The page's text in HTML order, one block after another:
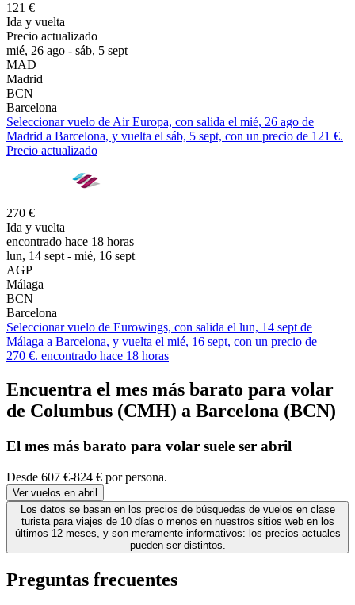
121 €
Ida y vuelta
Precio actualizado
mié, 26 ago - sáb, 5 sept
MAD
Madrid
BCN
Barcelona
Seleccionar vuelo de Air Europa, con salida el mié, 26 ago de
Madrid a Barcelona, y vuelta el sáb, 5 sept, con un precio de 121 €.
Precio actualizado
270 €
Ida y vuelta
encontrado hace 18 horas
lun, 14 sept - mié, 16 sept
AGP
Málaga
BCN
Barcelona
Seleccionar vuelo de Eurowings, con salida el lun, 14 sept de
Málaga a Barcelona, y vuelta el mié, 16 sept, con un precio de
270 €. encontrado hace 18 horas
Encuentra el mes más barato para volar
de Columbus (CMH) a Barcelona (BCN)
El mes más barato para volar suele ser abril
Desde 607 €-824 € por persona.
Ver vuelos en abril
Los datos se basan en los precios de búsquedas de vuelos en clase
turista para viajes de 10 días o menos en nuestros sitios web en los
últimos 12 meses, y son meramente informativos: los precios actuales
pueden ser distintos.
Preguntas frecuentes